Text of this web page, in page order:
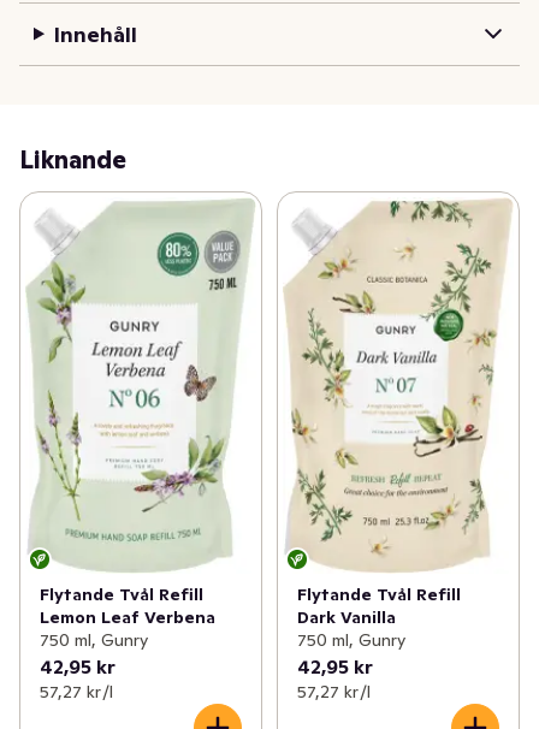
Innehåll
Liknande
Flytande Tvål Refill
Lemon Leaf Verbena
750 ml, Gunry
42,95 kr
57,27 kr /l
Flytande Tvål Refill
Dark Vanilla
750 ml, Gunry
42,95 kr
57,27 kr /l